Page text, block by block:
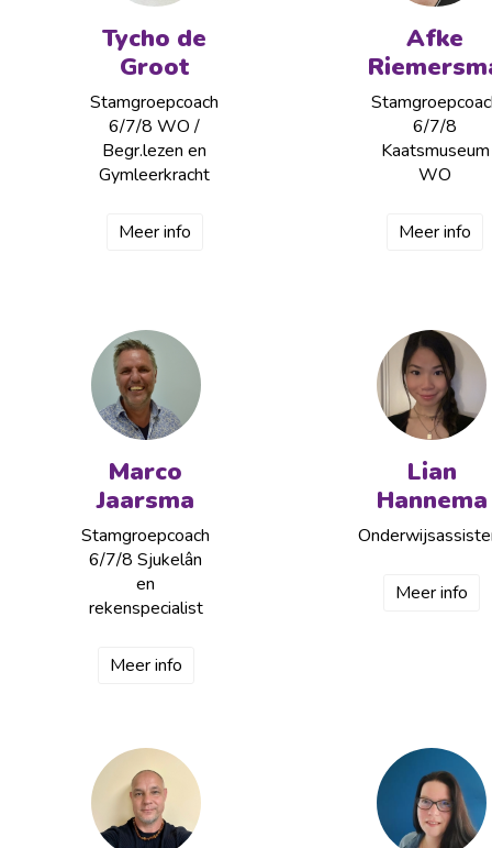
Tycho de
Groot
Stamgroepcoach
6/7/8 WO /
Begr.lezen en
Gymleerkracht
Meer info
Afke
6/7/8
Kaatsmuseum
WO
Meer info
Marco
Jaarsma
Stamgroepcoach
6/7/8 Sjukelân
en
rekenspecialist
Meer info
Lian
Hannema
Meer info